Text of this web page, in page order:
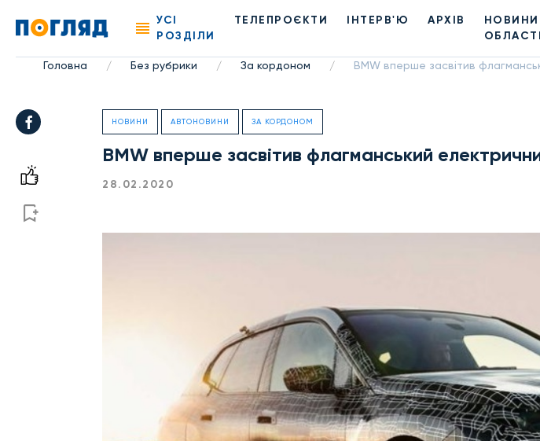
УСІ
РОЗДІЛИ
ТЕЛЕПРОЄКТИ ІНТЕРВ'Ю АРХІВ
НОВИНИ
ОБЛАСТІ
Головна / Без рубрики / За кордоном / BMW вперше засвітив
НОВИНИ АВТОНОВИНИ ЗА КОРДОНОМ
BMW вперше засвітив флагманський
28.02.2020